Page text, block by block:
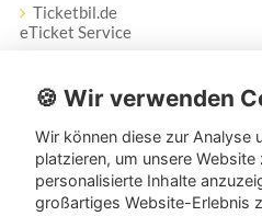
Ticketbil.de
eTicket Service
Vertrag widerrufen
Service
Unser Tanzpartner-Service hilft
🍪 Wir verwenden
Wir können diese zur Analyse
platzieren, um unsere Website
personalisierte Inhalte
großartiges Website-Erlebnis